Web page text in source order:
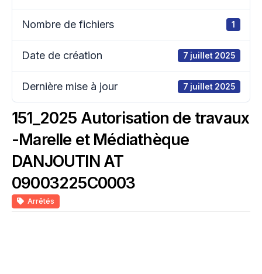
Nombre de fichiers 1
Date de création 7 juillet 2025
Dernière mise à jour 7 juillet 2025
151_2025 Autorisation de travaux
-Marelle et Médiathèque
DANJOUTIN AT
09003225C0003
Arrêtés